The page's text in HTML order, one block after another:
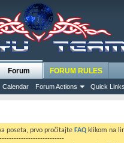
Forum
Calendar Forum Actions Quick Links
FORUM RULES
poseta, prvo pročitajte FAQ klikom na